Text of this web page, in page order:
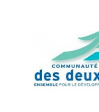
right
arrow